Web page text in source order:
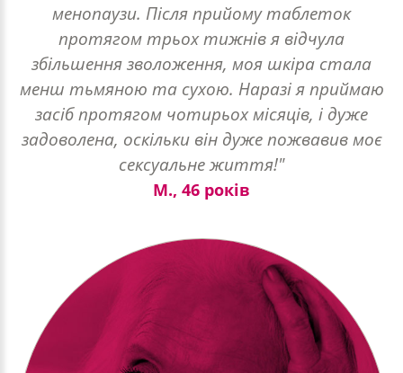
менопаузи. Після прийому таблеток
протягом трьох тижнів я відчула
збільшення зволоження, моя шкіра стала
менш тьмяною та сухою. Наразі я приймаю
засіб протягом чотирьох місяців, і дуже
задоволена, оскільки він дуже пожвавив моє
сексуальне життя!"
М., 46 років